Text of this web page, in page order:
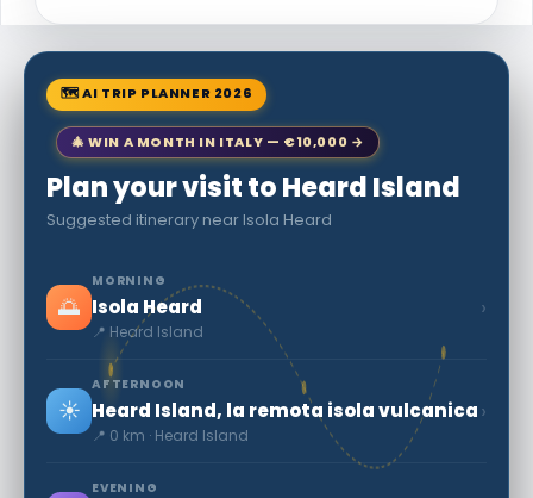
🗺 AI TRIP PLANNER 2026
🎄 WIN A MONTH IN ITALY — €10,000 →
Plan your visit to Heard Island
Suggested itinerary near Isola Heard
🌅
MORNING
Isola Heard
📍 Heard Island
›
☀️
AFTERNOON
Heard Island, la remota isola vulcanica
📍 0 km · Heard Island
›
EVENING